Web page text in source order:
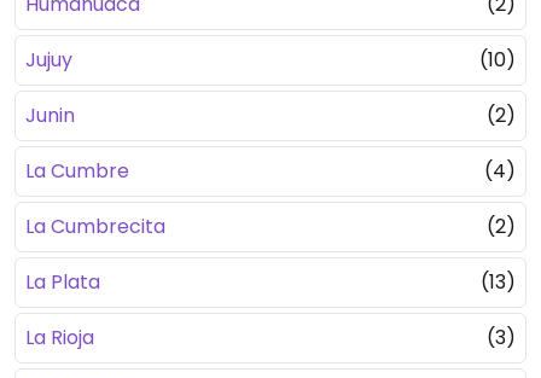
Jujuy
(10)
Junin
(2)
La Cumbre
(4)
La Cumbrecita
(2)
La Plata
(13)
La Rioja
(3)